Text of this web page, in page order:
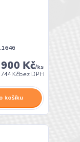
900 Kč/ks
744 Kčbez DPH
košíku